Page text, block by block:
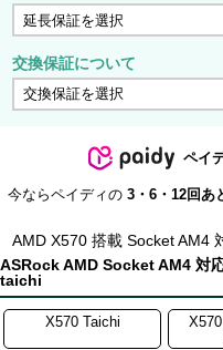
交換保証について
ペイ
今ならペイディの 3・6・12回あ
AMD X570 搭載 Socket AM4
ASRock AMD Socket AM4 対
taichi
X570 Taichi